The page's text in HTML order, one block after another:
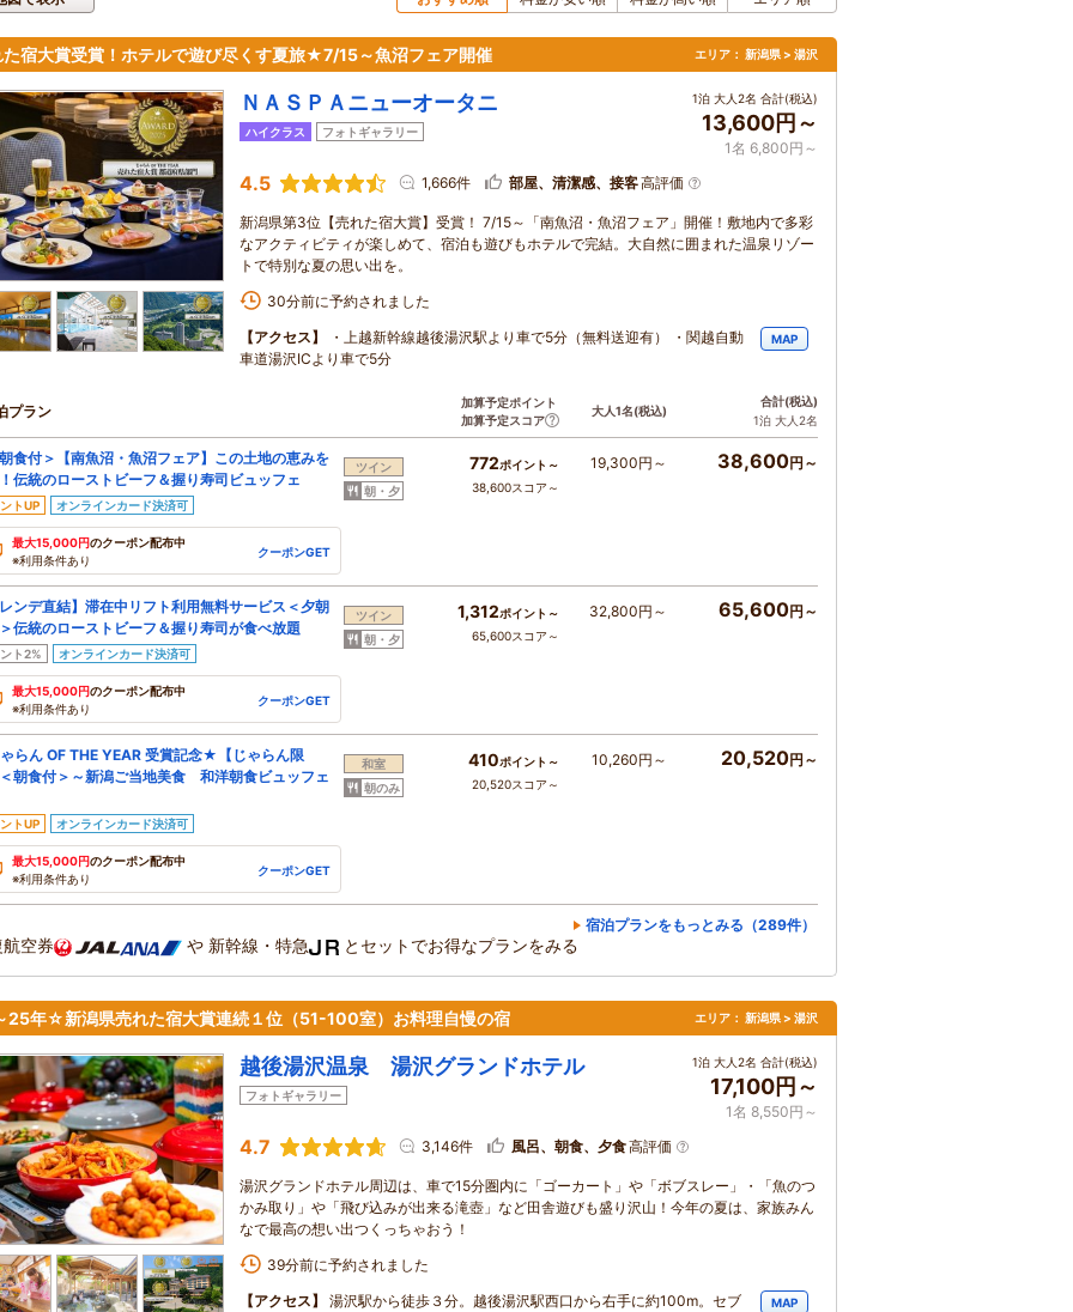
た宿大賞受賞！ホテルで遊び尽くす夏旅★7/15～魚沼フェア開催 エリア： 新潟県 > 湯沢
ＮＡＳＰＡニューオータニ
ハイクラス フォトギャラリー
1泊 大人2名 合計(税込)
13,600円～
1名 6,800円～
4.5 1,666件 部屋、清潔感、接客高評価
新潟県第3位【売れた宿大賞】受賞！ 7/15～「南魚沼・魚沼フェア」開催！敷地内で多彩
なアクティビティが楽しめて、宿泊も遊びもホテルで完結。大自然に囲まれた温泉リゾー
トで特別な夏の思い出を。
30分前に予約されました
【アクセス】
・上越新幹線越後湯沢駅より車で5分（無料送迎有） ・関越自動
車道湯沢ICより車で5分
MAP
プラン
加算予定ポイント
加算予定スコア
大人1名(税込)
合計(税込)
1泊 大人2名
食付＞【南魚沼・魚沼フェア】この土地の恵みを
伝統のローストビーフ＆握り寿司ビュッフェ
トUP オンラインカード決済可
最大15,000円のクーポン配布中
※利用条件あり
クーポンGET
ツイン
朝・夕
772ポイント～
38,600スコア～
19,300円～ 38,600円～
ンデ直結】滞在中リフト利用無料サービス＜夕朝
伝統のローストビーフ＆握り寿司が食べ放題
ト2% オンラインカード決済可
最大15,000円のクーポン配布中
※利用条件あり
クーポンGET
ツイン
朝・夕
1,312ポイント～
65,600スコア～
32,800円～ 65,600円～
らん OF THE YEAR 受賞記念★【じゃらん限
朝食付＞～新潟ご当地美食 和洋朝食ビュッフェ
トUP オンラインカード決済可
最大15,000円のクーポン配布中
※利用条件あり
クーポンGET
和室
朝のみ
410ポイント～
20,520スコア～
10,260円～ 20,520円～
宿泊プランをもっとみる（289件）
空券 や 新幹線・特急 とセットでお得なプランをみる
25年☆新潟県売れた宿大賞連続１位（51-100室）お料理自慢の宿 エリア： 新潟県 > 湯沢
越後湯沢温泉 湯沢グランドホテル
フォトギャラリー
1泊 大人2名 合計(税込)
17,100円～
1名 8,550円～
4.7 3,146件 風呂、朝食、夕食高評価
湯沢グランドホテル周辺は、車で15分圏内に「ゴーカート」や「ボブスレー」・「魚のつ
かみ取り」や「飛び込みが出来る滝壺」など田舎遊びも盛り沢山！今年の夏は、家族みん
なで最高の想い出つくっちゃおう！
39分前に予約されました
【アクセス】
湯沢駅から徒歩３分。越後湯沢駅西口から右手に約100m。セブ
MAP